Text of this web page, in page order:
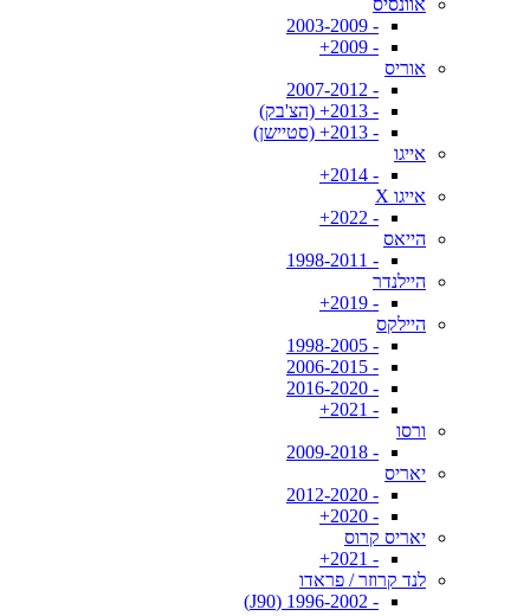
אוונסיס
- 2003-2009
- 2009+
אוריס
- 2007-2012
- 2013+ (הצ'בק)
- 2013+ (סטיישן)
אייגו
- 2014+
אייגו X
- 2022+
הייאס
- 1998-2011
היילנדר
- 2019+
היילקס
- 1998-2005
- 2006-2015
- 2016-2020
- 2021+
ורסו
- 2009-2018
יאריס
- 2012-2020
- 2020+
יאריס קרוס
- 2021+
לנד קרוזר / פראדו
- 1996-2002 (J90)